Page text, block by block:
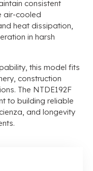
consistent
air-cooled
heat dissipation,
in harsh
, this model fits
, construction
. The NTDE192F
to building reliable
and longevity
.